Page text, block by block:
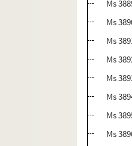
Ms
Ms
Ms
Ms
Ms
Ms
Ms
Ms